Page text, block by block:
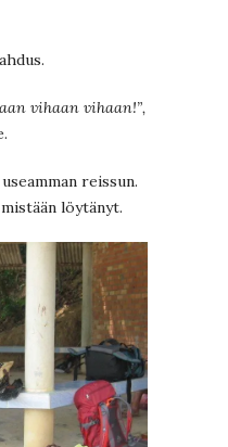
vihaan vihaan!”,
reissun.
löytänyt.